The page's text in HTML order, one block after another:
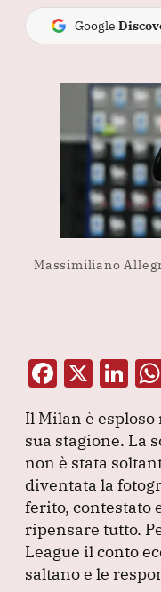
Google
Massimiliano
F
c
e
b
o
o
k
X Li
k
e
dI
n
Il Milan è
sua stagione. La
non è stata
diventata la
ferito, contestato
ripensare tutto.
League il conto
saltano e le